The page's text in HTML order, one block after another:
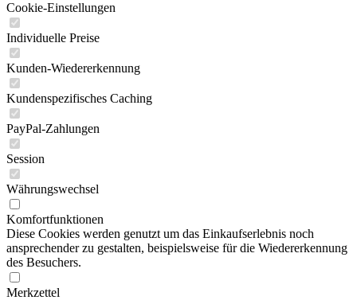
Cookie-Einstellungen
Individuelle Preise
Kunden-Wiedererkennung
Kundenspezifisches Caching
PayPal-Zahlungen
Session
Währungswechsel
Komfortfunktionen
Diese Cookies werden genutzt um das Einkaufserlebnis noch
ansprechender zu gestalten, beispielsweise für die Wiedererkennung
des Besuchers.
Merkzettel